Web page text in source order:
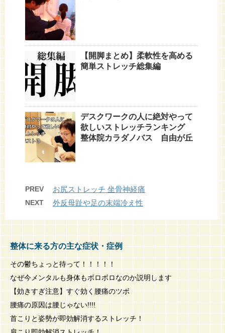
【開脚まとめ】柔軟性を高める
簡単ストレッチ総集編
デスクワークの人に絶対やって
欲しいストレッチランキング
整体院カラダノバス 自由が丘
PREV お尻ストレッチ 坐骨神経痛
NEXT 外反母趾や足の末端冷え性
整体に来る方の主な症状・症例
その鬱ちょっと待って！！！！！
なぜ今メンタルも身体もボロボロなのか説明します
【効きすぎ注意】すぐ効く腰痛のツボ
腰痛の原因は腰じゃない!!!!
首こりと姿勢が即効解消するストレッチ！